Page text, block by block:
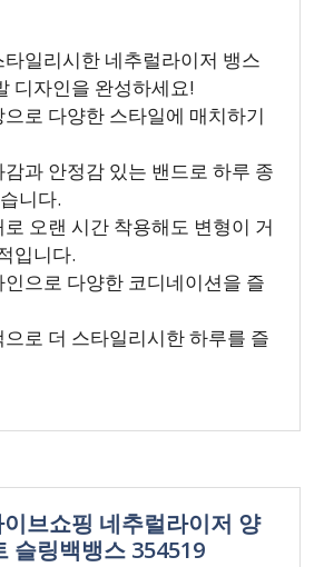
타일리시한 네추럴라이저 뱅스
디자인을 완성하세요!
로 다양한 스타일에 매치하기
과 안정감 있는 밴드로 하루 종
니다.
오랜 시간 착용해도 변형이 거
입니다.
으로 다양한 코디네이션을 즐
로 더 스타일리시한 하루를 즐
브쇼핑 네추럴라이저 양
슬링백뱅스 354519